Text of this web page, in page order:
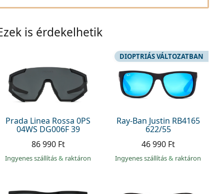
is érdekelhetik
Prada Linea Rossa 0PS
04WS DG006F 39
86 990 Ft
Ingyenes szállítás& raktáron
Ray-Ban Justin RB4165
622/55
DIOPTRIÁS VÁLTOZATBAN
46 990 Ft
Ingyenes szállítás& raktáron